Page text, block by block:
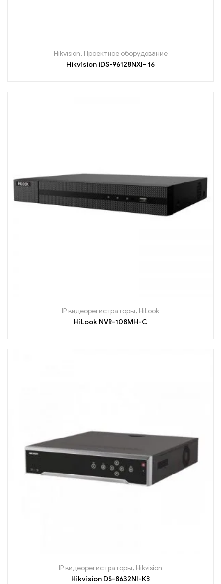
Hikvision, Проектное оборудование
Hikvision iDS-96128NXI-I16
IP видеорегистраторы, HiLook
HiLook NVR-108MH-C
IP видеорегистраторы, Hikvision
Hikvision DS-8632NI-K8